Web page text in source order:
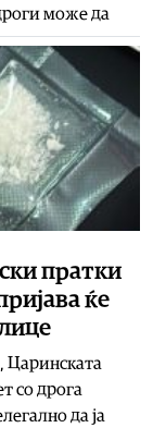
може да
пратки
ќе
Царинската
со дрога
да ја